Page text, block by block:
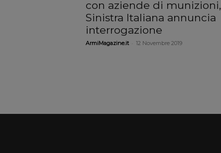
con aziende di munizioni,
Sinistra Italiana annuncia
interrogazione
ArmiMagazine.it 12 Novembre 2019